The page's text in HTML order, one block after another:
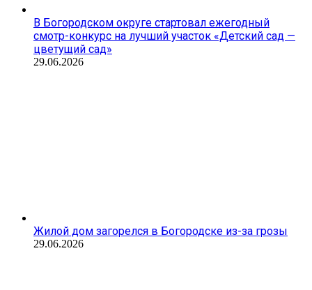
В Богородском округе стартовал ежегодный
смотр-конкурс на лучший участок «Детский сад —
цветущий сад»
29.06.2026
Жилой дом загорелся в Богородске из-за грозы
29.06.2026